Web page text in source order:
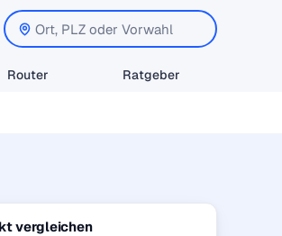
Router Ratgeber
vergleichen